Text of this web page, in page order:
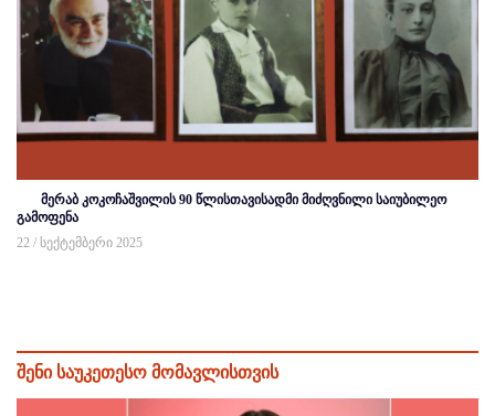
მერაბ კოკოჩაშვილის 90 წლისთავისადმი მიძღვნილი საიუბილეო
გამოფენა
22 / სექტემბერი 2025
შენი საუკეთესო მომავლისთვის